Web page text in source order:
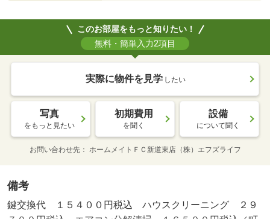
このお部屋をもっと知りたい！
無料・簡単入力2項目
実際に物件を見学 したい
写真
をもっと見たい
初期費用
を聞く
設備
について聞く
お問い合わせ先 ホームメイトＦＣ新道東店（株）エフズライフ
備考
鍵交換代 １５４００円税込 ハウスクリーニング ２９